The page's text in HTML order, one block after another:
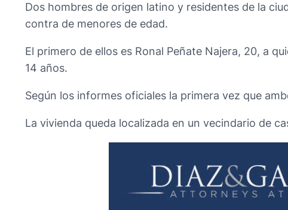
Dos hombres de origen latino y residentes de la
contra de menores de edad.
El primero de ellos es Ronal Peñate Najera, 20, a
14 años.
Según los informes oficiales la primera vez que
La vivienda queda localizada en un vecindario de